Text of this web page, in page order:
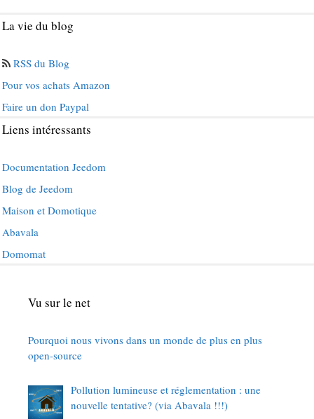
La vie du blog
RSS du Blog
Pour vos achats Amazon
Faire un don Paypal
Liens intéressants
Documentation Jeedom
Blog de Jeedom
Maison et Domotique
Abavala
Domomat
Vu sur le net
Pourquoi nous vivons dans un monde de plus en plus
open-source
Pollution lumineuse et réglementation : une
nouvelle tentative? (via Abavala !!!)